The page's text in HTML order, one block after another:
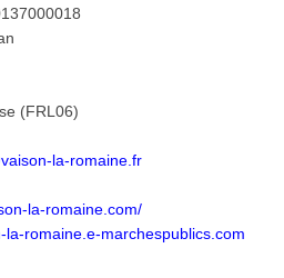
(FRL06)
la-romaine.fr
la-romaine.com/
la-romaine.e-marchespublics.com